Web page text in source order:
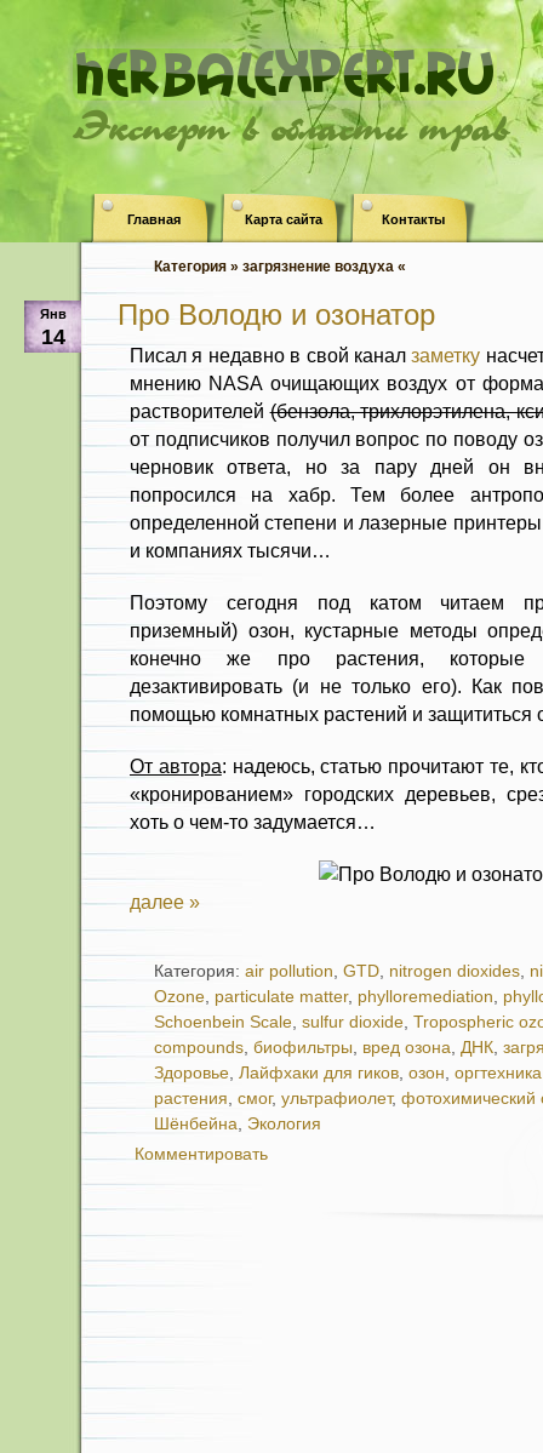
Эксперт в области трав
Главная Карта сайта Контакты
Категория » загрязнение воздуха «
Янв
14
Про Володю и озонатор
Писал я недавно в свой каналзаметку
мнению NASA очищающих воздух от
растворителей(бензола, трихлорэтилена,
от подписчиков получил вопрос по поводу
черновик ответа, но за пару дней он
попросился на хабр. Тем более
определенной степени и лазерные
и компаниях тысячи…
Поэтому сегодня под катом читаем
приземный) озон, кустарные методы
конечно же про растения, которые
дезактивировать (и не только его). Как
помощью комнатных растений и защититься
От автора: надеюсь, статью прочитают те,
«кронированием» городских деревьев,
хоть о чем-то задумается…
далее »
Категория: air pollution, GTD, nitrogen dioxides,
Ozone, particulate matter, phylloremediation,
Schoenbein Scale, sulfur dioxide, Tropospheric
compounds, биофильтры, вред озона, ДНК,
Здоровье, Лайфхаки для гиков, озон, оргтехника
растения, смог, ультрафиолет, фотохимический
Шёнбейна, Экология
Комментировать